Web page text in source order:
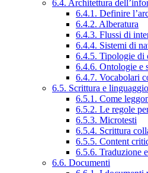
6.4. Architettura
6.4.1. Definire
6.4.2. Alberatura
6.4.3. Flussi di
6.4.4. Sistemi di
6.4.5. Tipologie di
6.4.6. Ontologie e
6.4.7. Vocabolari
6.5. Scrittura e linguaggio
6.5.1. Come
6.5.2. Le regole
6.5.3. Microtesti
6.5.4. Scrittura
6.5.5. Content
6.5.6. Traduzione
6.6. Documenti